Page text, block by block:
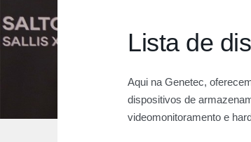
Lista de
Aqui na Genetec,
dispositivos de
videomonitoramento e